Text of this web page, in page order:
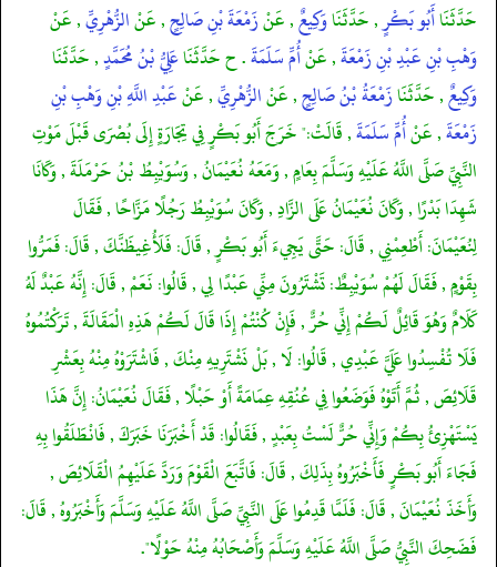
حَدَّثَنَاأَبُو بَكْرٍ, حَدَّثَنَاوَكِيعٌ, عَنْزَمْعَةَ بْنِ صَالِحٍ, عَنْالزُّهْرِيِّ, عَنْ
وَهْبِ بْنِ عَبْدِ بْنِ زَمْعَةَ, عَنْأُمِّ سَلَمَةَ. ح حَدَّثَنَاعَلِيُّ بْنُ مُحَمَّدٍ, حَدَّثَنَا
وَكِيعٌ, حَدَّثَنَازَمْعَةُ بْنُ صَالِحٍ, عَنْالزُّهْرِيِّ, عَنْعَبْدِ اللَّهِ بْنِ وَهْبِ بْنِ
زَمْعَةَ, عَنْأُمِّ سَلَمَةَ, قَالَتْ:" خَرَجَ أَبُو بَكْرٍ فِي تِجَارَةٍ إِلَى بُصْرَى قَبْلَ مَوْتِ
النَّبِيِّ صَلَّى اللَّهُ عَلَيْهِ وَسَلَّمَ بِعَامٍ , وَمَعَهُ نُعَيْمَانُ , وَسُوَيْبِطُ بْنُ حَرْمَلَةَ , وَكَانَا
شَهِدَا بَدْرًا , وَكَانَ نُعَيْمَانُ عَلَى الزَّادِ , وَكَانَ سُوَيْبِطُ رَجُلًا مَزَّاحًا , فَقَالَ
لِنُعَيْمَانَ: أَطْعِمْنِي , قَالَ: حَتَّى يَجِيءَ أَبُو بَكْرٍ , قَالَ: فَلَأُغِيظَنَّكَ , قَالَ: فَمَرُّوا
بِقَوْمٍ , فَقَالَ لَهُمْ سُوَيْبِطٌ: تَشْتَرُونَ مِنِّي عَبْدًا لِي , قَالُوا: نَعَمْ , قَالَ: إِنَّهُ عَبْدٌ لَهُ
كَلَامٌ وَهُوَ قَائِلٌ لَكُمْ إِنِّي حُرٌّ , فَإِنْ كُنْتُمْ إِذَا قَالَ لَكُمْ هَذِهِ الْمَقَالَةَ , تَرَكْتُمُوهُ
فَلَا تُفْسِدُوا عَلَيَّ عَبْدِي , قَالُوا: لَا , بَلْ نَشْتَرِيهِ مِنْكَ , فَاشْتَرَوْهُ مِنْهُ بِعَشْرِ
قَلَائِصَ , ثُمَّ أَتَوْهُ فَوَضَعُوا فِي عُنُقِهِ عِمَامَةً أَوْ حَبْلًا , فَقَالَ نُعَيْمَانُ: إِنَّ هَذَا
يَسْتَهْزِئُ بِكُمْ وَإِنِّي حُرٌّ لَسْتُ بِعَبْدٍ , فَقَالُوا: قَدْ أَخْبَرَنَا خَبَرَكَ , فَانْطَلَقُوا بِهِ
فَجَاءَ أَبُو بَكْرٍ فَأَخْبَرُوهُ بِذَلِكَ , قَالَ: فَاتَّبَعَ الْقَوْمَ وَرَدَّ عَلَيْهِمُ الْقَلَائِصَ ,
وَأَخَذَ نُعَيْمَانَ , قَالَ: فَلَمَّا قَدِمُوا عَلَى النَّبِيِّ صَلَّى اللَّهُ عَلَيْهِ وَسَلَّمَ وَأَخْبَرُوهُ , قَالَ:
فَضَحِكَ النَّبِيُّ صَلَّى اللَّهُ عَلَيْهِ وَسَلَّمَ وَأَصْحَابُهُ مِنْهُ حَوْلًا".